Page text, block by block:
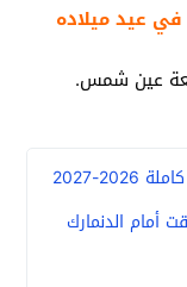
عيد ميلاده
عين شمس.
2027
أمام الدنمارك